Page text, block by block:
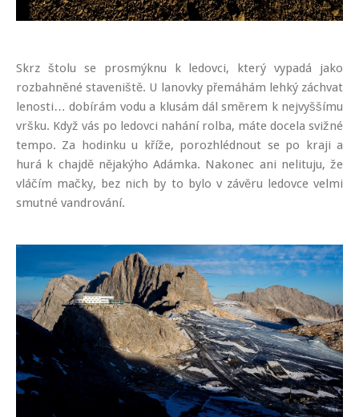
Skrz štolu se prosmýknu k ledovci, který vypadá jako
rozbahněné staveniště. U lanovky přemáhám lehký záchvat
lenosti… dobírám vodu a klusám dál směrem k nejvyššímu
vršku. Když vás po ledovci nahání rolba, máte docela svižné
tempo. Za hodinku u kříže, porozhlédnout se po kraji a
hurá k chajdě nějakýho Adámka. Nakonec ani nelituju, že
vláčím mačky, bez nich by to bylo v závěru ledovce velmi
smutné vandrování.